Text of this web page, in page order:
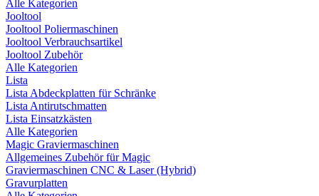
Alle Kategorien
Jooltool
Jooltool Poliermaschinen
Jooltool Verbrauchsartikel
Jooltool Zubehör
Alle Kategorien
Lista
Lista Abdeckplatten für Schränke
Lista Antirutschmatten
Lista Einsatzkästen
Alle Kategorien
Magic Graviermaschinen
Allgemeines Zubehör für Magic
Graviermaschinen CNC & Laser (Hybrid)
Gravurplatten